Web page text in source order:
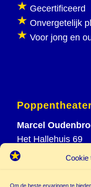
Cookie
Om de beste ervaringen te
Gecertificeerd
Onvergetelijk
Voor jong en
Marcel
Het Hallehuis 69
3823 VH
M 06 20 26 94 61